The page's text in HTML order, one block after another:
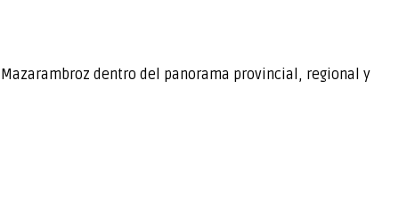
dentro del panorama provincial, regional y